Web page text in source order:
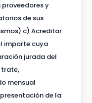
y
de sus
Acreditar
importe cuya
jurada del
trate,
mensual
de la